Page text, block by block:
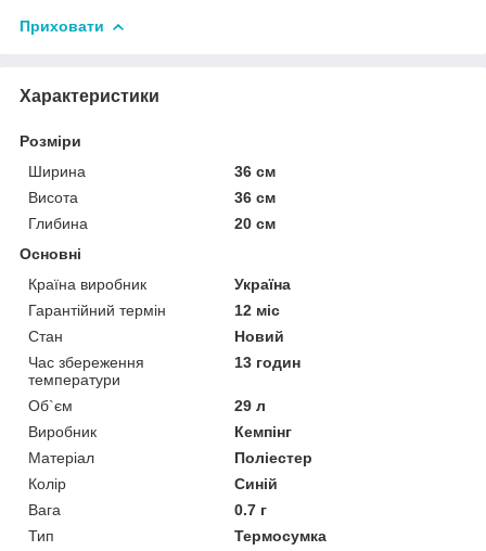
Приховати
Характеристики
Розміри
Ширина
36 см
Висота
36 см
Глибина
20 см
Основні
Країна виробник
Україна
Гарантійний термін
12 міс
Стан
Новий
Час збереження
температури
13 годин
Об`єм
29 л
Виробник
Кемпінг
Матеріал
Поліестер
Колір
Синій
Вага
0.7 г
Тип
Термосумка